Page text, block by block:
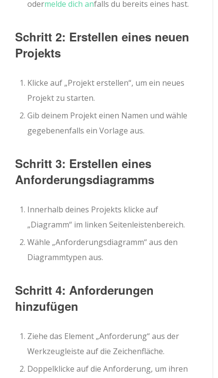
odermelde dich anfalls du bereits eines hast.
Schritt 2: Erstellen eines neuen
Projekts
Klicke auf „Projekt erstellen“, um ein neues
Projekt zu starten.
Gib deinem Projekt einen Namen und wähle
gegebenenfalls ein Vorlage aus.
Schritt 3: Erstellen eines
Anforderungsdiagramms
Innerhalb deines Projekts klicke auf
„Diagramm“ im linken Seitenleistenbereich.
Wähle „Anforderungsdiagramm“ aus den
Diagrammtypen aus.
Schritt 4: Anforderungen
hinzufügen
Ziehe das Element „Anforderung“ aus der
Werkzeugleiste auf die Zeichenfläche.
Doppelklicke auf die Anforderung, um ihren